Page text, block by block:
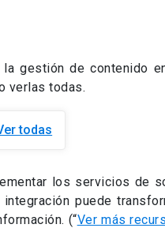
gestión de contenido
verlas todas.
todas
los servicios de
puede
(“Ver más